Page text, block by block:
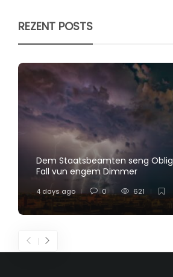
REZENT POSTS
Dem Staatsbeamten seng
Fall vun engem Dimmer
4 days ago 0 621